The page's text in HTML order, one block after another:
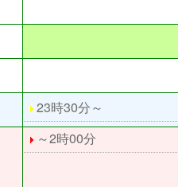
23時30分～
～2時00分